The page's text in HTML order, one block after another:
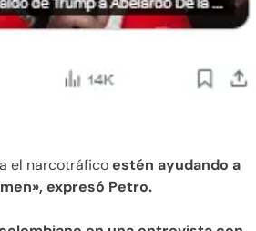
el narcotráficoestén ayudando a
expresó Petro.